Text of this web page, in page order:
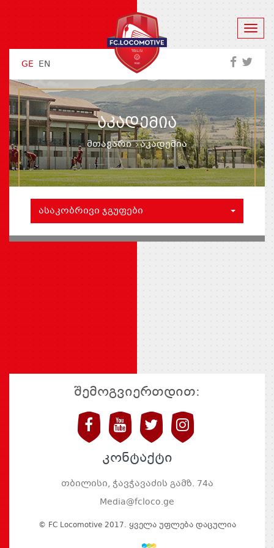
GE EN
ᲐᲙᲐᲓᲔᲛᲘᲐ
მთავარი აკადემია
ᲐᲡᲐᲙᲝᲑᲠᲘᲕᲘ ᲯᲒᲣᲤᲔᲑᲘ
შემოგვიერთდით:
კონტაქტი
თბილისი, ჭავჭავაძის გამზ. 74ა
Media@fcloco.ge
© FC Locomotive 2017. Ყველა Უფლება Დაცულია